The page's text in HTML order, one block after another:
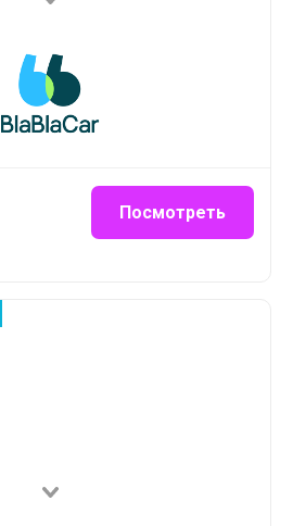
Посмотреть